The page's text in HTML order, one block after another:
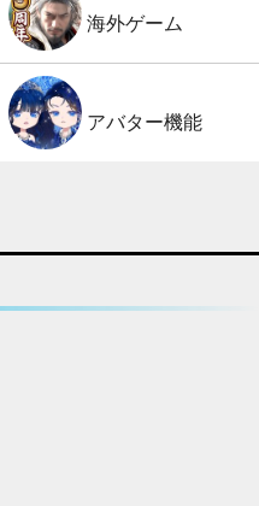
海外ゲーム
アバター機能